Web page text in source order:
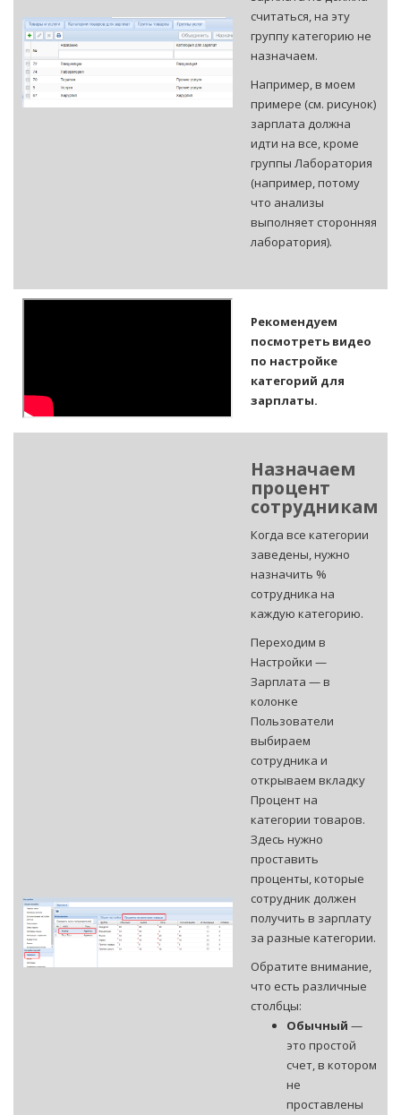
считаться, на эту
группу категорию не
назначаем.
Например, в моем
примере (см. рисунок)
зарплата должна
идти на все, кроме
группы Лаборатория
(например, потому
что анализы
выполняет сторонняя
лаборатория).
Рекомендуем
посмотреть видео
по настройке
категорий для
зарплаты.
Назначаем
процент
сотрудникам
Когда все категории
заведены, нужно
назначить %
сотрудника на
каждую категорию.
Переходим в
Настройки —
Зарплата — в
колонке
Пользователи
выбираем
сотрудника и
открываем вкладку
Процент на
категории товаров.
Здесь нужно
проставить
проценты, которые
сотрудник должен
получить в зарплату
за разные категории.
Обратите внимание,
что есть различные
столбцы:
Обычный —
это простой
счет, в котором
не
проставлены